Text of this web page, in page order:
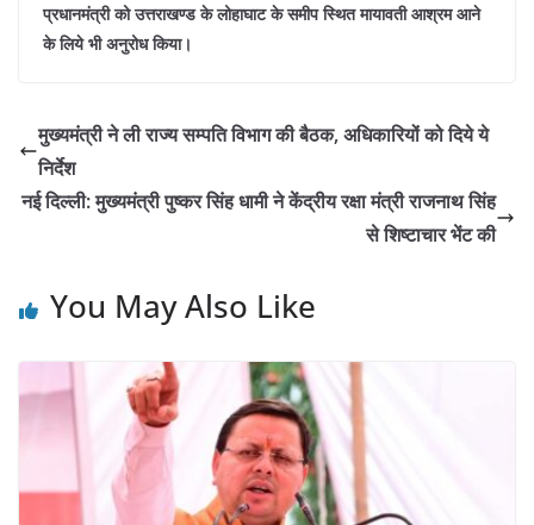
प्रधानमंत्री को उत्तराखण्ड के लोहाघाट के समीप स्थित मायावती आश्रम आने
के लिये भी अनुरोध किया।
मुख्यमंत्री ने ली राज्य सम्पति विभाग की बैठक, अधिकारियों को दिये ये
निर्देश
नई दिल्ली: मुख्यमंत्री पुष्कर सिंह धामी ने केंद्रीय रक्षा मंत्री राजनाथ सिंह
से शिष्टाचार भेंट की
You May Also Like